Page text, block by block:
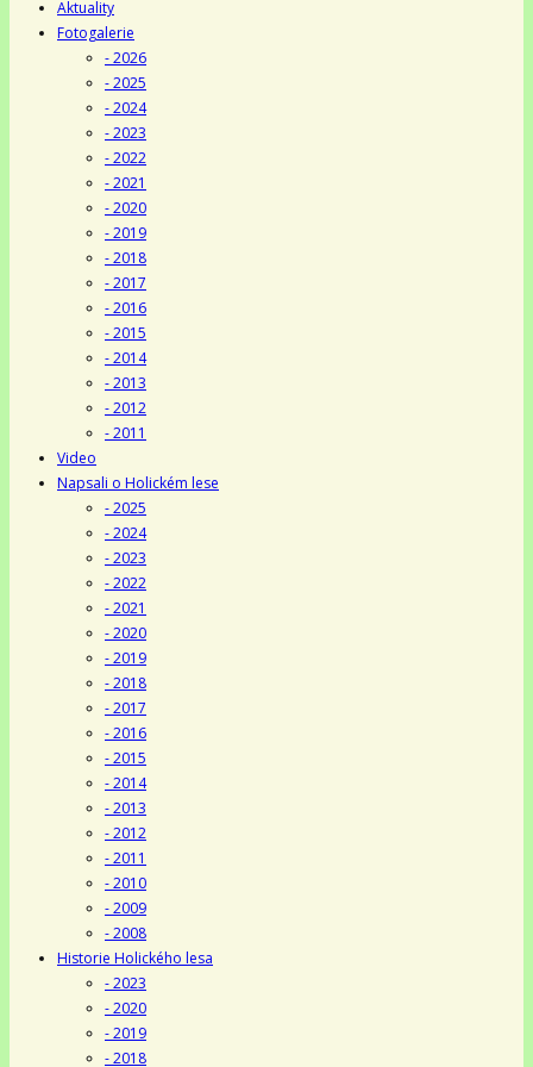
Aktuality
Fotogalerie
- 2026
- 2025
- 2024
- 2023
- 2022
- 2021
- 2020
- 2019
- 2018
- 2017
- 2016
- 2015
- 2014
- 2013
- 2012
- 2011
Video
Napsali o Holickém lese
- 2025
- 2024
- 2023
- 2022
- 2021
- 2020
- 2019
- 2018
- 2017
- 2016
- 2015
- 2014
- 2013
- 2012
- 2011
- 2010
- 2009
- 2008
Historie Holického lesa
- 2023
- 2020
- 2019
- 2018